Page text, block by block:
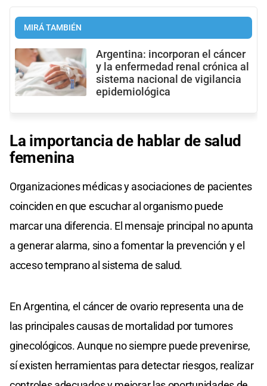
MIRÁ TAMBIÉN
Argentina: incorporan el cáncer
y la enfermedad renal crónica al
sistema nacional de vigilancia
epidemiológica
La importancia de hablar de salud
femenina
Organizaciones médicas y asociaciones de pacientes
coinciden en que escuchar al organismo puede
marcar una diferencia. El mensaje principal no apunta
a generar alarma, sino a fomentar la prevención y el
acceso temprano al sistema de salud.
En Argentina, el cáncer de ovario representa una de
las principales causas de mortalidad por tumores
ginecológicos. Aunque no siempre puede prevenirse,
sí existen herramientas para detectar riesgos, realizar